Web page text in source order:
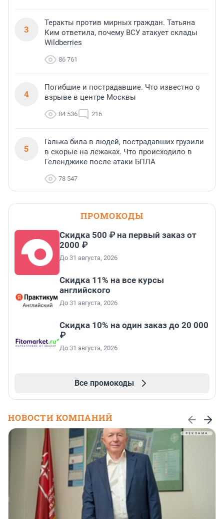
3
Теракты против мирных граждан. Татьяна
Ким ответила, почему ВСУ атакует склады
Wildberries
86 761
4
Погибшие и пострадавшие. Что известно о
взрыве в центре Москвы
84 536 216
5
Галька била в людей, пострадавших грузили
в скорые на лежаках. Что происходило в
Геленджике после атаки БПЛА
78 547
ПРОМОКОДЫ
Скидка 500 ₽ на первый заказ от
2000 ₽
До 31 августа, 2026
Скидка 11% на все курсы
английского
До 31 августа, 2026
Скидка 10% на один заказ до 20 000
₽
До 31 августа, 2026
Все промокоды
НОВОСТИ КОМПАНИЙ